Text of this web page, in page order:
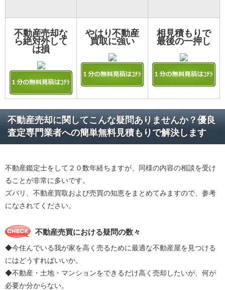
不動産売却な
ら絶対外して
は損
やはり不動産
買取に強い
相見積もりで
最後の一押し
不動産売却に関してこんな疑問ありませんか？優良
査定専門業者への簡単無料見積もりで解決します
不動産鑑定士をして２０数年経ちますが、同様の内容の相談を受け
ることが非常に多いです。
ズバリ、不動産買取および売買の知恵をまとめてみますので、参考
になされてください。
不動産売買における疑問の数々
◆今住んでいる我が家を高く売るために最適な不動産屋を見つける
にはどうすればいいか。
◆不動産・土地・マンションをできるだけ高く売却したいが、何が
必要か分からない。